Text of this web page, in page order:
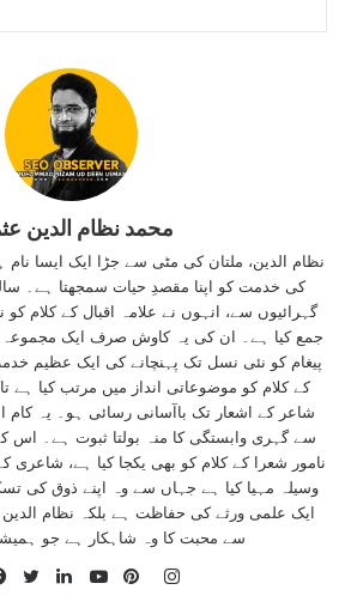
محمد نظام الدین
نظام الدین، ملتان کی مٹی سے جڑا ایک ایسا
کی خدمت کو اپنا مقصدِ حیات سمجھتا ہے۔
گہرائیوں سے، انہوں نے علامہ اقبال کے کلام
جمع کیا ہے۔ ان کی یہ کاوش صرف ایک مجموعہ
پیغام کو نئی نسل تک پہنچانے کی ایک عظیم
کے کلام کو موضوعاتی انداز میں مرتب کیا
شاعر کے اشعار تک باآسانی رسائی ہو۔ یہ کام
سے گہری وابستگی کا منہ بولتا ثبوت ہے۔ اس
نامور شعرا کے کلام کو بھی یکجا کیا ہے، شاعری
وسیلہ مہیا کیا ہے جہاں سے وہ اپنے ذوق کی
ایک علمی ورثے کی حفاظت ہے بلکہ نظام
سے محبت کا وہ شاہکار ہے جو
Instagram